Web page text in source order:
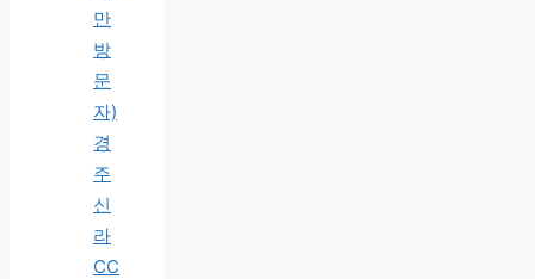
만
방
문
자)
경
주
신
라
CC